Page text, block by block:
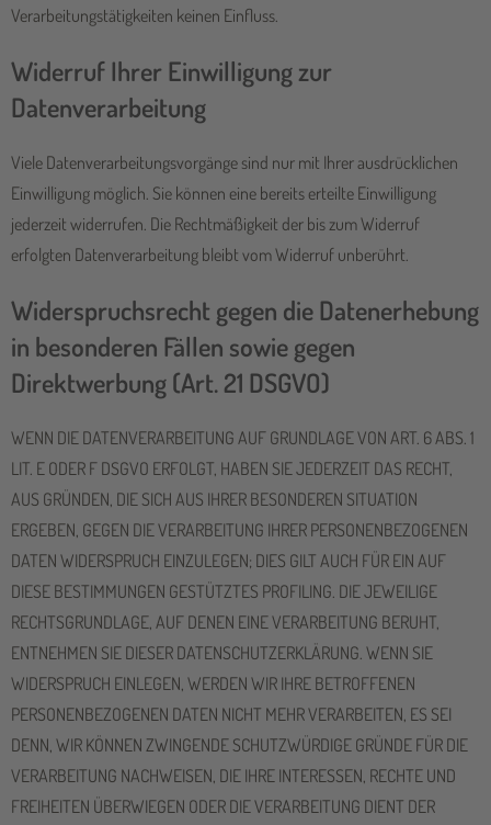
Verarbeitungstätigkeiten keinen Einfluss.
Widerruf Ihrer Einwilligung zur
Datenverarbeitung
Viele Datenverarbeitungsvorgänge sind nur mit Ihrer ausdrücklichen
Einwilligung möglich. Sie können eine bereits erteilte Einwilligung
jederzeit widerrufen. Die Rechtmäßigkeit der bis zum Widerruf
erfolgten Datenverarbeitung bleibt vom Widerruf unberührt.
Widerspruchsrecht gegen die Datenerhebung
in besonderen Fällen sowie gegen
Direktwerbung (Art. 21 DSGVO)
WENN DIE DATENVERARBEITUNG AUF GRUNDLAGE VON ART. 6 ABS. 1
LIT. E ODER F DSGVO ERFOLGT, HABEN SIE JEDERZEIT DAS RECHT,
AUS GRÜNDEN, DIE SICH AUS IHRER BESONDEREN SITUATION
ERGEBEN, GEGEN DIE VERARBEITUNG IHRER PERSONENBEZOGENEN
DATEN WIDERSPRUCH EINZULEGEN; DIES GILT AUCH FÜR EIN AUF
DIESE BESTIMMUNGEN GESTÜTZTES PROFILING. DIE JEWEILIGE
RECHTSGRUNDLAGE, AUF DENEN EINE VERARBEITUNG BERUHT,
ENTNEHMEN SIE DIESER DATENSCHUTZERKLÄRUNG. WENN SIE
WIDERSPRUCH EINLEGEN, WERDEN WIR IHRE BETROFFENEN
PERSONENBEZOGENEN DATEN NICHT MEHR VERARBEITEN, ES SEI
DENN, WIR KÖNNEN ZWINGENDE SCHUTZWÜRDIGE GRÜNDE FÜR DIE
VERARBEITUNG NACHWEISEN, DIE IHRE INTERESSEN, RECHTE UND
FREIHEITEN ÜBERWIEGEN ODER DIE VERARBEITUNG DIENT DER